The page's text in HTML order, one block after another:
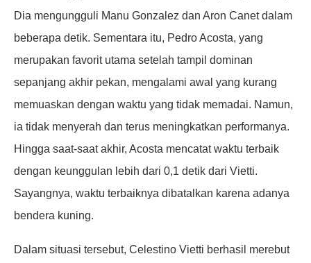
Dia mengungguli Manu Gonzalez dan Aron Canet dalam
beberapa detik. Sementara itu, Pedro Acosta, yang
merupakan favorit utama setelah tampil dominan
sepanjang akhir pekan, mengalami awal yang kurang
memuaskan dengan waktu yang tidak memadai. Namun,
ia tidak menyerah dan terus meningkatkan performanya.
Hingga saat-saat akhir, Acosta mencatat waktu terbaik
dengan keunggulan lebih dari 0,1 detik dari Vietti.
Sayangnya, waktu terbaiknya dibatalkan karena adanya
bendera kuning.
Dalam situasi tersebut, Celestino Vietti berhasil merebut